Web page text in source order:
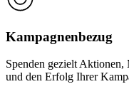
Kampagnenbezug
Spenden gezielt Aktionen,
und den Erfolg Ihrer